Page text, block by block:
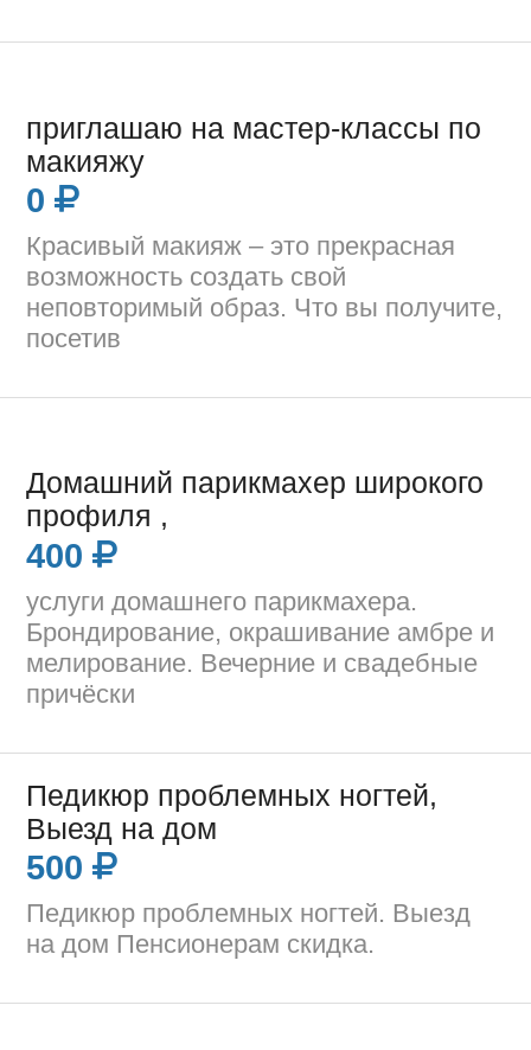
приглашаю на мастер-классы по
макияжу
0
Красивый макияж – это прекрасная
возможность создать свой
неповторимый образ. Что вы получите,
посетив
Домашний парикмахер широкого
профиля ,
400
услуги домашнего парикмахера.
Брондирование, окрашивание амбре и
мелирование. Вечерние и свадебные
причёски
Педикюр проблемных ногтей,
Выезд на дом
500
Педикюр проблемных ногтей. Выезд
на дом Пенсионерам скидка.